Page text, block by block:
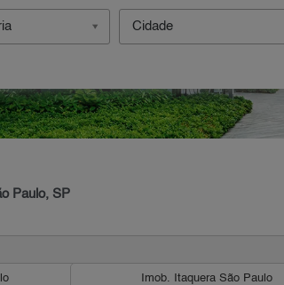
Cidade
Paulo, SP
Imob. Itaquera São Paulo